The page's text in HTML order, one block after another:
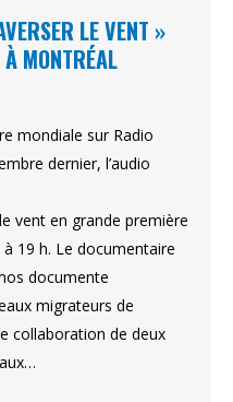
LE VENT »
MONTRÉAL
mondiale sur Radio
dernier, l’audio
vent en grande première
19 h. Le documentaire
documente
migrateurs de
collaboration de deux